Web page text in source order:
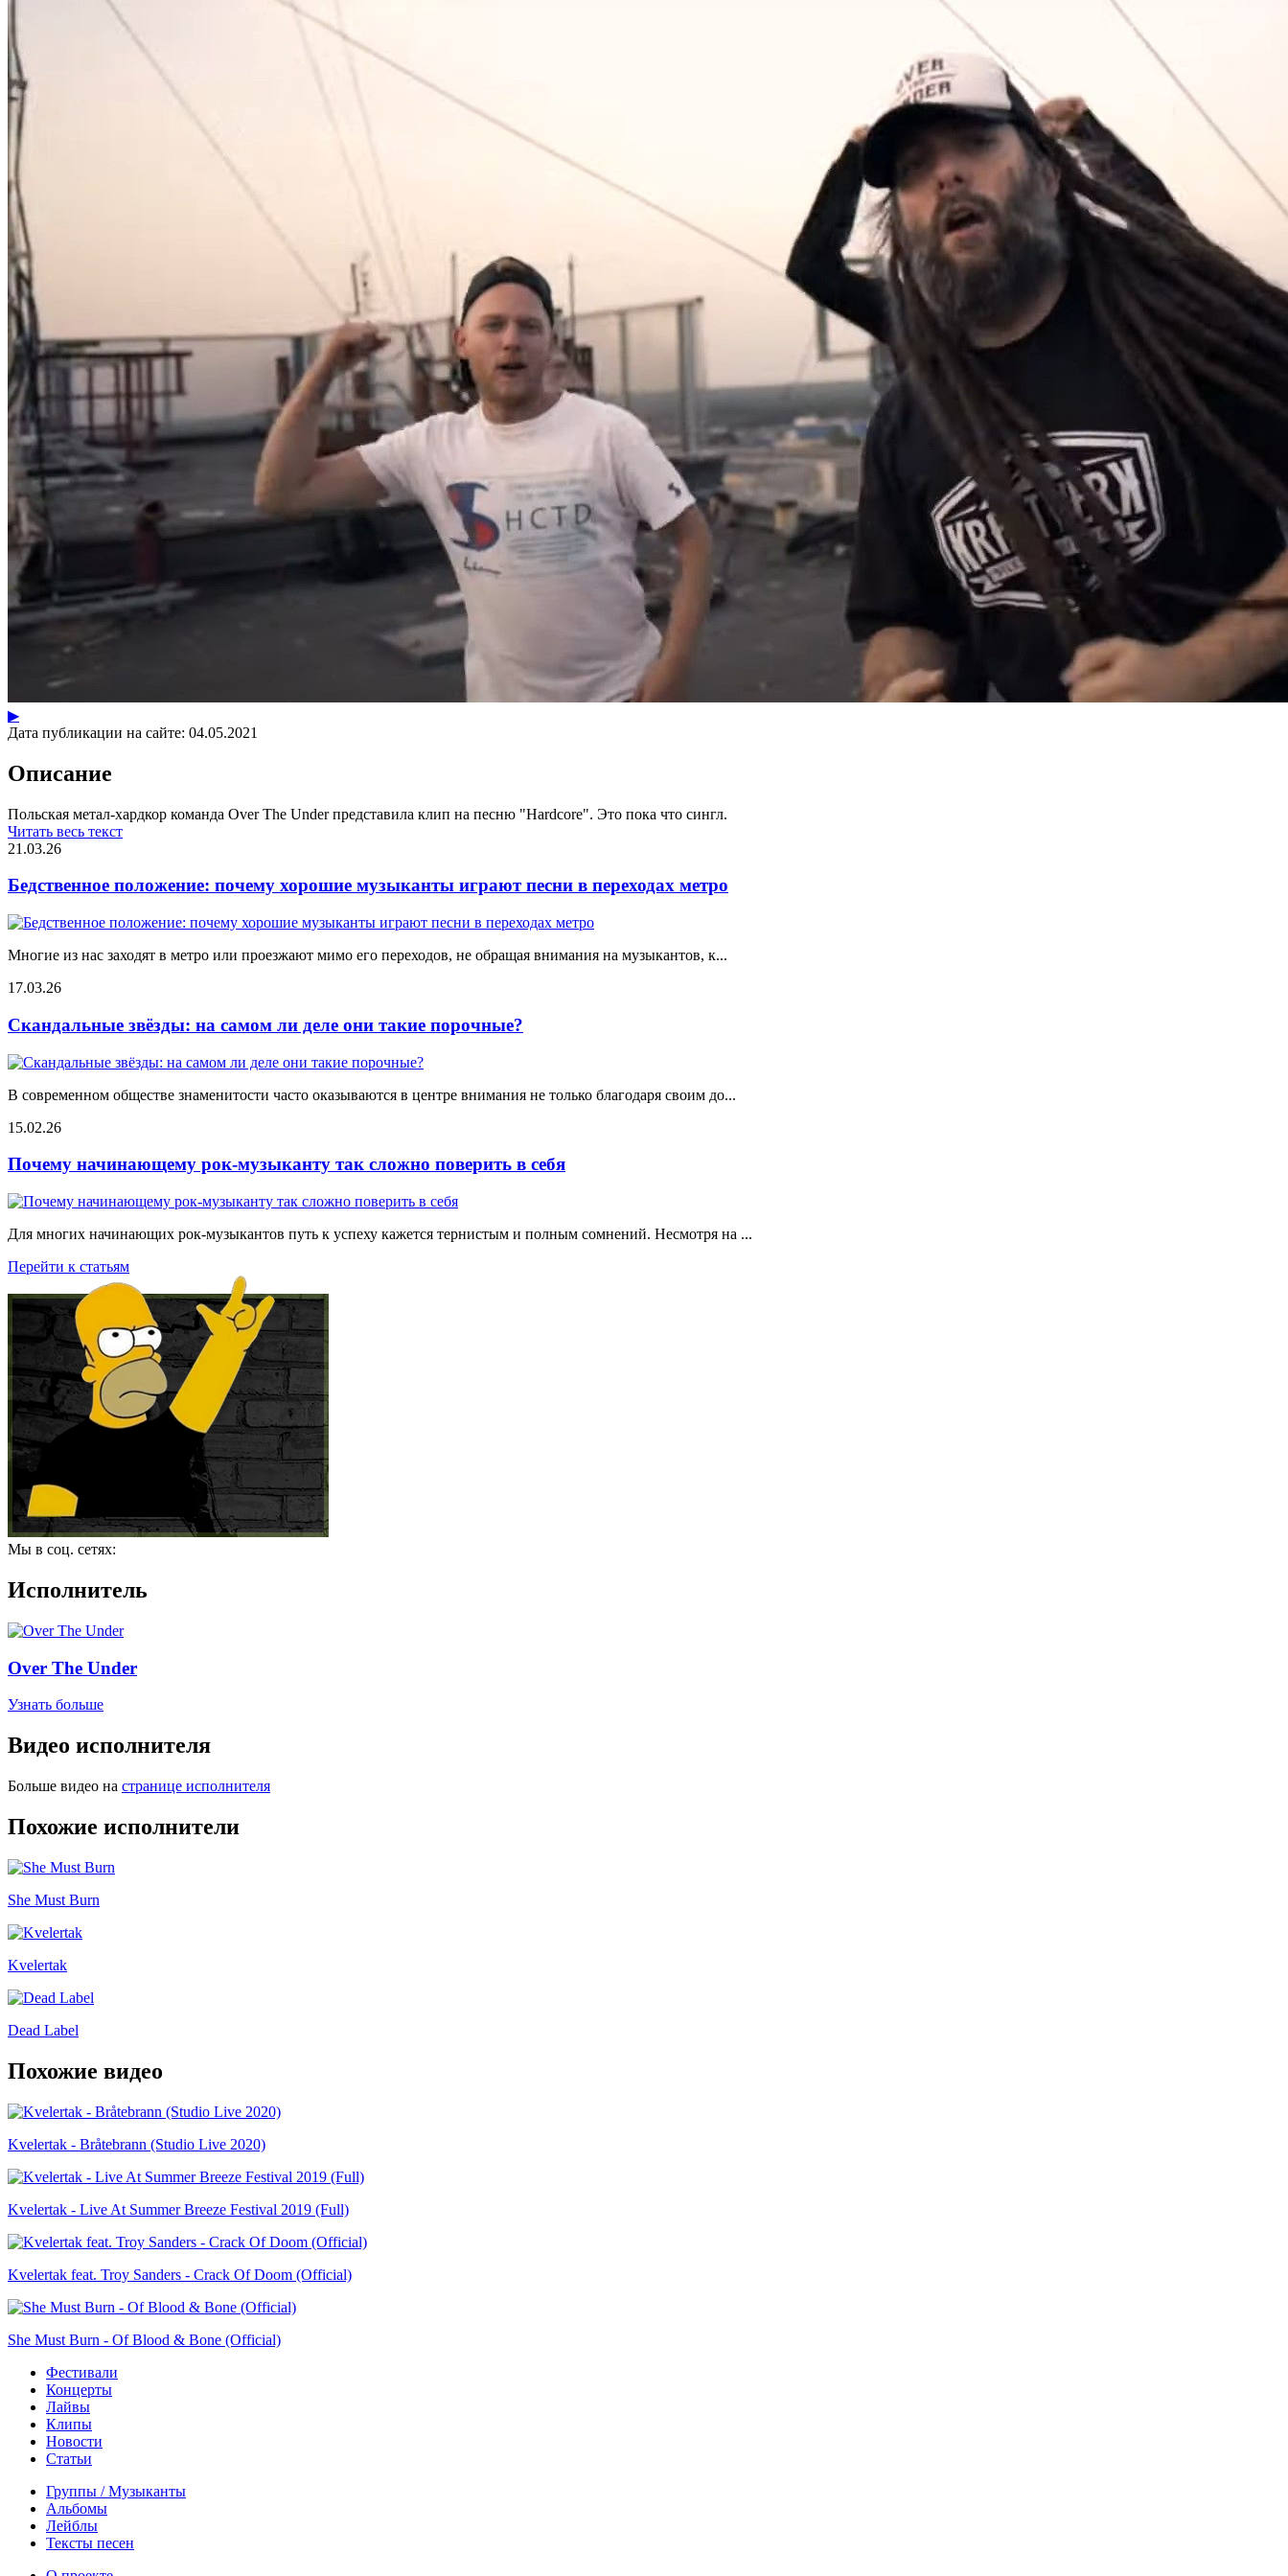
▶
Дата публикации на сайте: 04.05.2021
Описание
Польская метал-хардкор команда Over The Under представила клип на песню "Hardcore". Это пока что сингл.
Читать весь текст
21.03.26
Бедственное положение: почему хорошие музыканты играют песни в переходах метро
Многие из нас заходят в метро или проезжают мимо его переходов, не обращая внимания на музыкантов, к...
17.03.26
Скандальные звёзды: на самом ли деле они такие порочные?
В современном обществе знаменитости часто оказываются в центре внимания не только благодаря своим до...
15.02.26
Почему начинающему рок-музыканту так сложно поверить в себя
Для многих начинающих рок-музыкантов путь к успеху кажется тернистым и полным сомнений. Несмотря на ...
Перейти к статьям
Мы в соц. сетях:
Исполнитель
Over The Under
Узнать больше
Видео исполнителя
Больше видео на странице исполнителя
Похожие исполнители
She Must Burn
Kvelertak
Dead Label
Похожие видео
Kvelertak - Bråtebrann (Studio Live 2020)
Kvelertak - Live At Summer Breeze Festival 2019 (Full)
Kvelertak feat. Troy Sanders - Crack Of Doom (Official)
She Must Burn - Of Blood & Bone (Official)
Фестивали
Концерты
Лайвы
Клипы
Новости
Статьи
Группы / Музыканты
Альбомы
Лейблы
Тексты песен